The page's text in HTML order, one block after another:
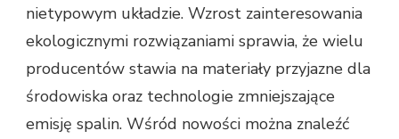
nietypowym układzie. Wzrost zainteresowania
ekologicznymi rozwiązaniami sprawia, że wielu
producentów stawia na materiały przyjazne dla
środowiska oraz technologie zmniejszające
emisję spalin. Wśród nowości można znaleźć